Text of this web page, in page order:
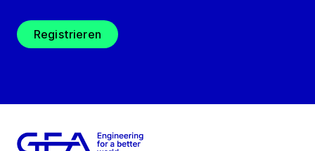
Registrieren